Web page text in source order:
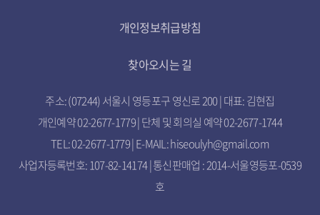
개인정보취급방침
찾아오시는 길
주소: (07244) 서울시 영등포구 영신로 200 | 대표: 김현집
개인예약 02-2677-1779 | 단체 및 회의실 예약 02-2677-1744
TEL: 02-2677-1779 | E-MAIL: hiseoulyh@gmail.com
사업자등록번호: 107-82-14174 | 통신판매업 : 2014-서울영등포-0539
호